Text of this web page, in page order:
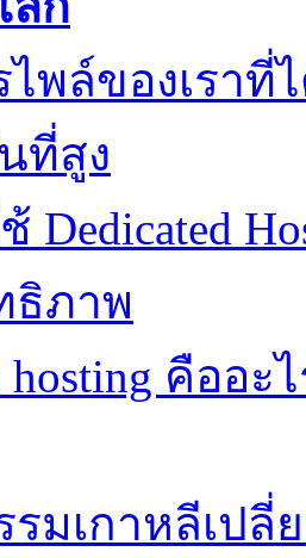
ไพล์ของเรา
ที่สูง
Dedicated
ธิภาพ
hosting คืออ
รมเกาหลีเปลี่